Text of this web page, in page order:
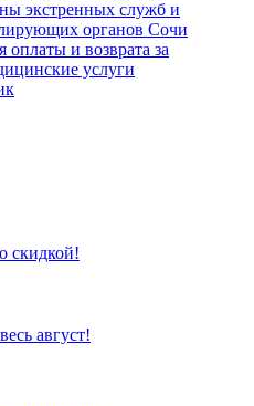
экстренных служб и
органов Сочи
оплаты и возврата за
услуги
скидкой!
август!